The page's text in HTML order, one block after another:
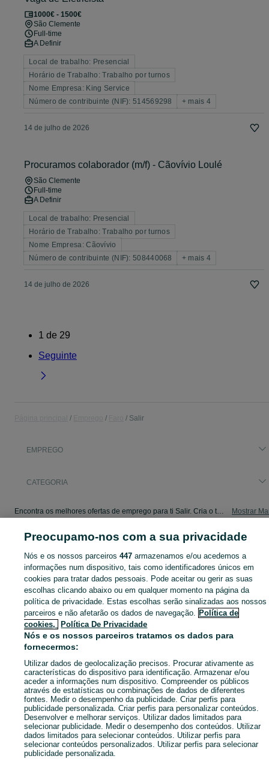
1000€ - 1500€
São Clemente
Full-time
A Definir
Local de trabalho: Presencial
Horário de Trabalho: Trabalho por turnos
Nome Empresa: King Service
Número de contribuinte (NIF): 514569298
+ mais 4
14 de julho de 2026
Procuramos colaborador (m/f) - Cãovívio Loulé
São Clemente
Full-time
A Definir
Local de trabalho: Presencial
Horário de Trabalho: Trabalho por turnos
Nome Empresa: Cãovívio
Número de contribuinte (NIF): 508440068
+ mais 4
14 de julho de 2026
1 de 29
Seguinte
Salir
EMPREGO
CATEGORIA
Encontra os melhores ofertas de emprego para ti Salir. Cria o teu Perfil de Candidato e encontra emprego mais rápido! Mostrar
Mapa do site
Mapa das freguesias
Mapa de mini-sites
Pesquisas populares
Preocupamo-nos com a sua privacidade
Nós e os nossos parceiros447 armazenamos e/ou acedemos a
informações num dispositivo, tais como identificadores únicos em
cookies para tratar dados pessoais. Pode aceitar ou gerir as suas
escolhas clicando abaixo ou em qualquer momento na página da
política de privacidade. Estas escolhas serão sinalizadas aos nossos
parceiros e não afetarão os dados de navegação. Política de
cookies,
Política De Privacidade
Nós e os nossos parceiros tratamos os dados para
fornecermos:
Utilizar dados de geolocalização precisos. Procurar ativamente as
características do dispositivo para identificação. Armazenar e/ou
aceder a informações num dispositivo. Compreender os públicos
através de estatísticas ou combinações de dados de diferentes
fontes. Medir o desempenho da publicidade. Criar perfis para
publicidade personalizada. Criar perfis para personalizar conteúdos.
Desenvolver e melhorar serviços. Utilizar dados limitados para
selecionar publicidade. Medir o desempenho dos conteúdos. Utilizar
dados limitados para selecionar conteúdos. Utilizar perfis para
selecionar conteúdos personalizados. Utilizar perfis para selecionar
publicidade personalizada.